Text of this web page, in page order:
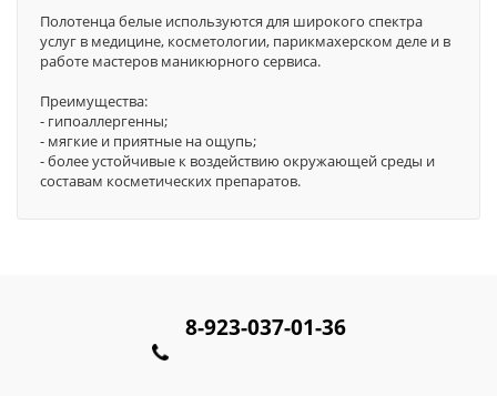
Полотенца белые используются для широкого спектра
услуг в медицине, косметологии, парикмахерском деле и в
работе мастеров маникюрного сервиса.
Преимущества:
- гипоаллергенны;
- мягкие и приятные на ощупь;
- более устойчивые к воздействию окружающей среды и
составам косметических препаратов.
8-923-037-01-36